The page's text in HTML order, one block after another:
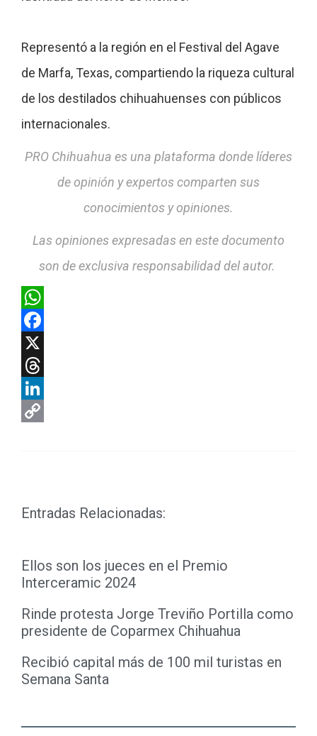
Representó a la región en el Festival del Agave
de Marfa, Texas, compartiendo la riqueza cultural
de los destilados chihuahuenses con públicos
internacionales.
PRO Chihuahua es una plataforma donde líderes
de opinión y expertos comparten sus
conocimientos y opiniones.
Las opiniones expresadas en este documento
son de exclusiva responsabilidad del autor.
WhatsApp
Facebook
X
Threads
LinkedIn
Entradas Relacionadas:
Ellos son los jueces en el Premio
Interceramic 2024
Rinde protesta Jorge Treviño Portilla como
presidente de Coparmex Chihuahua
Recibió capital más de 100 mil turistas en
Semana Santa